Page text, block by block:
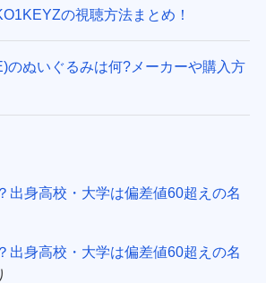
の視聴方法まとめ！
のぬいぐるみは何?メーカーや購入方
出身高校・大学は偏差値60超えの名
出身高校・大学は偏差値60超えの名